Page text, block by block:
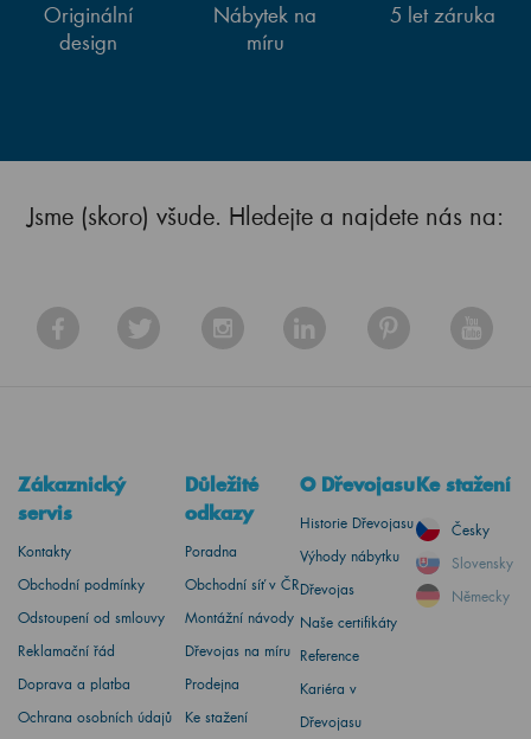
Originální
design
Nábytek na
míru
5 let záruka
Jsme (skoro) všude. Hledejte a najdete nás na:
Zákaznický
servis
Kontakty
Obchodní podmínky
Odstoupení od smlouvy
Reklamační řád
Doprava a platba
Ochrana osobních údajů
Důležité
odkazy
Poradna
Obchodní síť v ČR
Montážní návody
Dřevojas na míru
Prodejna
Ke stažení
O Dřevojasu
Historie Dřevojasu
Výhody nábytku
Dřevojas
Naše certifikáty
Reference
Kariéra v
Dřevojasu
Ke stažení
Česky
Slovensky
Německy